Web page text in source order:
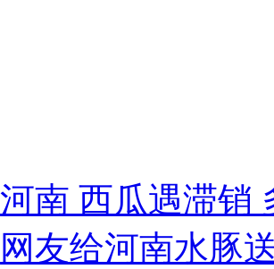
河南 西瓜遇滞销
网友给河南水豚